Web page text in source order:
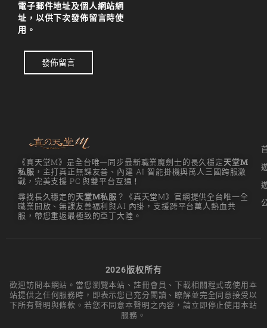
電子郵件地址及個人網站網
址，以供下次發佈留言時使
用。
發佈留言
天堂M騎士
天堂M 騎士攻略
角色推薦
리니지M
《真天堂M》是全台唯一同步最新職業魔劍士的長久穩定天堂M
私服 ，主打真正無課友善、內建 AI 智能掛機與萬人三國跨服激
戰，完美支援 PC 與雙平台互通！
尋找長久穩定的天堂M私服 ？《真天堂M》官網提供全台唯一全
職業開放、無課友善福利與AI 內掛，支援跨平台萬人熱血共
服，帶您重返最極致的亞丁大陸。
2026版权所有
歡迎訪問本網站。當您瀏覽本站、註冊會員、下載相關程式或使用本
站提供之任何服務時，即表示您已充分閱讀、瞭解並完全同意接受以
下所有聲明與條款。若您不同意本聲明之內容，請立即停止使用本站
服務。